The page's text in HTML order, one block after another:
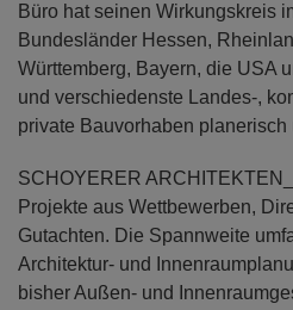
Büro hat seinen Wirkungskreis
Bundesländer Hessen,
Württemberg, Bayern, die USA
und verschiedenste Landes-,
private Bauvorhaben planerisch
SCHOYERER
Projekte aus Wettbewerben,
Gutachten. Die Spannweite
Architektur- und
bisher Außen- und